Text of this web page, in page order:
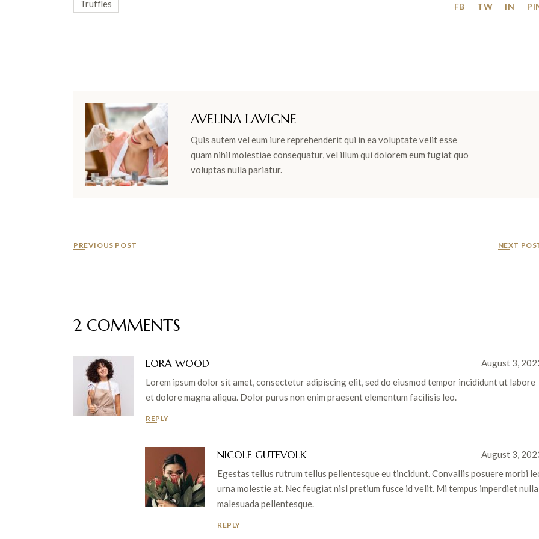
Truffles FB TW IN
AVELINA LAVIGNE
Quis autem vel eum iure reprehenderit qui in ea voluptate velit esse
quam nihil molestiae consequatur, vel illum qui dolorem eum fugiat quo
voluptas nulla pariatur.
PREVIOUS POST NEXT
2 COMMENTS
LORA WOOD
August 3,
Lorem ipsum dolor sit amet, consectetur adipiscing elit, sed do eiusmod tempor incididunt ut labore
et dolore magna aliqua. Dolor purus non enim praesent elementum facilisis leo.
REPLY
NICOLE GUTEVOLK
August 3,
Egestas tellus rutrum tellus pellentesque eu tincidunt. Convallis posuere morbi
urna molestie at. Nec feugiat nisl pretium fusce id velit. Mi tempus imperdiet nulla
malesuada pellentesque.
REPLY